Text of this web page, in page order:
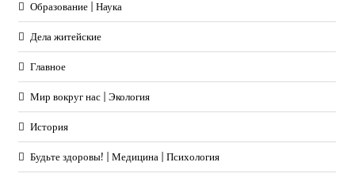
Образование | Наука
Дела житейские
Главное
Мир вокруг нас | Экология
История
Будьте здоровы! | Медицина | Психология